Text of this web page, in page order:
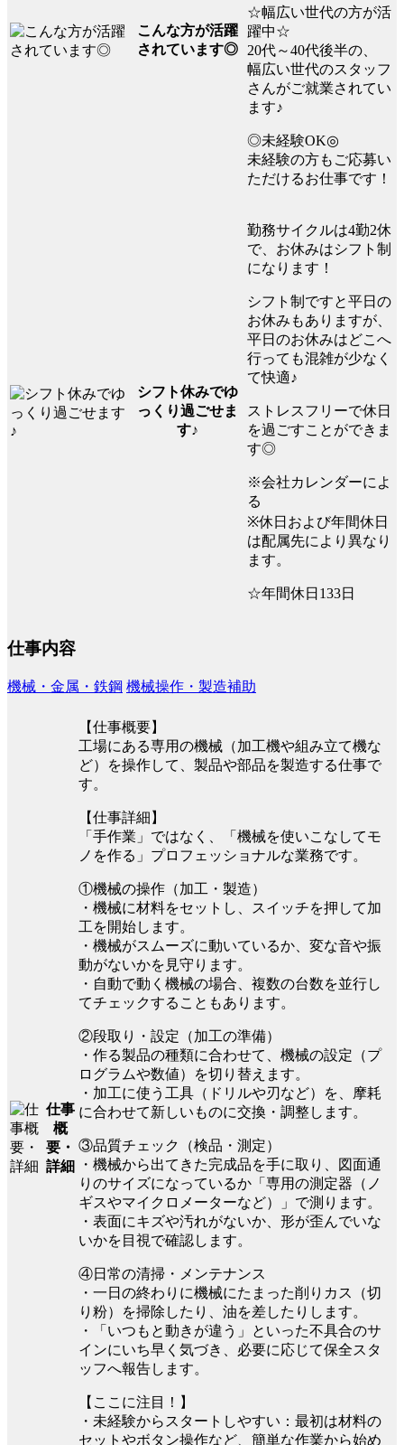
こんな方が活躍
されています◎
☆幅広い世代の方が活
躍中☆
20代～40代後半の、
幅広い世代のスタッフ
さんがご就業されてい
ます♪
◎未経験OK◎
未経験の方もご応募い
ただけるお仕事です！
シフト休みでゆ
っくり過ごせま
す♪
勤務サイクルは4勤2休
で、お休みはシフト制
になります！
シフト制ですと平日の
お休みもありますが、
平日のお休みはどこへ
行っても混雑が少なく
て快適♪
ストレスフリーで休日
を過ごすことができま
す◎
※会社カレンダーによ
る
※休日および年間休日
は配属先により異なり
ます。
☆年間休日133日
仕事内容
機械・金属・鉄鋼 機械操作・製造補助
仕事
概
要・
詳細
【仕事概要】
工場にある専用の機械（加工機や組み立て機な
ど）を操作して、製品や部品を製造する仕事で
す。
【仕事詳細】
「手作業」ではなく、「機械を使いこなしてモ
ノを作る」プロフェッショナルな業務です。
①機械の操作（加工・製造）
・機械に材料をセットし、スイッチを押して加
工を開始します。
・機械がスムーズに動いているか、変な音や振
動がないかを見守ります。
・自動で動く機械の場合、複数の台数を並行し
てチェックすることもあります。
②段取り・設定（加工の準備）
・作る製品の種類に合わせて、機械の設定（プ
ログラムや数値）を切り替えます。
・加工に使う工具（ドリルや刃など）を、摩耗
に合わせて新しいものに交換・調整します。
③品質チェック（検品・測定）
・機械から出てきた完成品を手に取り、図面通
りのサイズになっているか「専用の測定器（ノ
ギスやマイクロメーターなど）」で測ります。
・表面にキズや汚れがないか、形が歪んでいな
いかを目視で確認します。
④日常の清掃・メンテナンス
・一日の終わりに機械にたまった削りカス（切
り粉）を掃除したり、油を差したりします。
・「いつもと動きが違う」といった不具合のサ
インにいち早く気づき、必要に応じて保全スタ
ッフへ報告します。
【ここに注目！】
・未経験からスタートしやすい：最初は材料の
セットやボタン操作など、簡単な作業から始め